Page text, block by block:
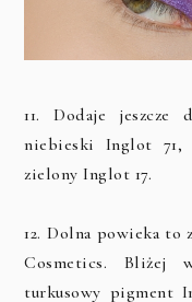
11. Dodaje jeszcze
niebieski Inglot 71,
zielony Inglot 17.
12. Dolna powieka to
Cosmetics. Bliżej
turkusowy pigment